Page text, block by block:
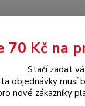
70 Kč na
Stačí zadat
objednávky musí
nové zákazníky